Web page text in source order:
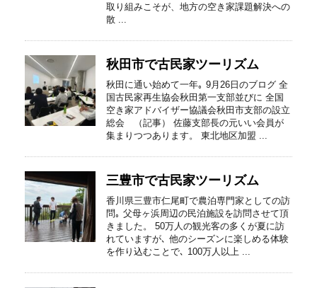
取り組みこそが、地方の空き家課題解決への
散 ...
秋田市で古民家ツーリズム
秋田に通い始めて一年｡ 9月26日のブログ 全
国古民家再生協会秋田第一支部並びに 全国
空き家アドバイザー協議会秋田市支部の設立
総会 （記事） 佐藤支部長の元いい会員が
集まりつつあります。 東北地区加盟 ...
三豊市で古民家ツーリズム
香川県三豊市仁尾町で農泊専門家としての訪
問｡ 父母ヶ浜周辺の民泊施設を訪問させて頂
きました。 50万人の観光客の多くが夏に訪
れていますが､ 他のシーズンに楽しめる体験
を作り込むことで､ 100万人以上 ...